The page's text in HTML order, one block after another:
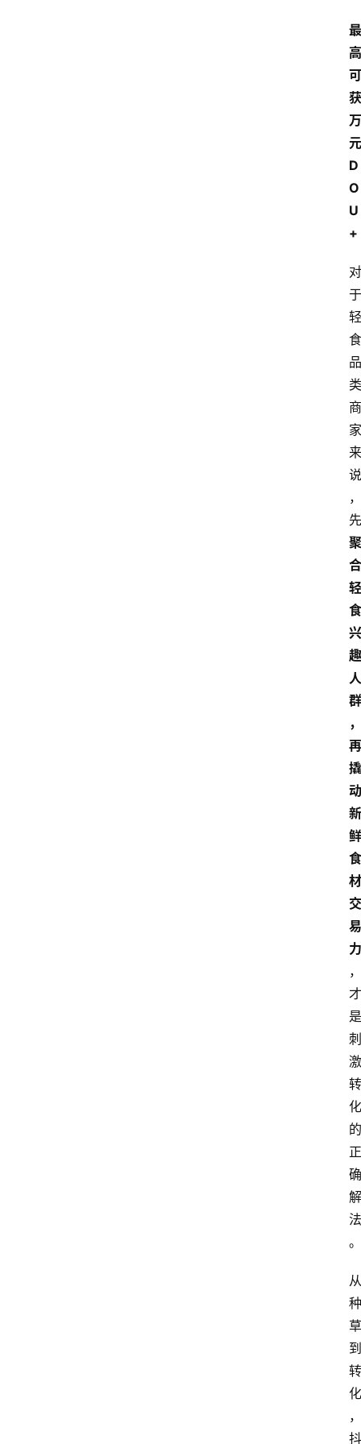
最
高
可
获
万
元
D
O
U
+
对
于
轻
食
品
类
商
家
来
说
，
先
聚
合
轻
食
兴
趣
人
群
，
再
撬
动
新
鲜
食
材
交
易
力
，
才
是
刺
激
转
化
的
正
确
解
法
。
从
种
草
到
转
化
，
抖